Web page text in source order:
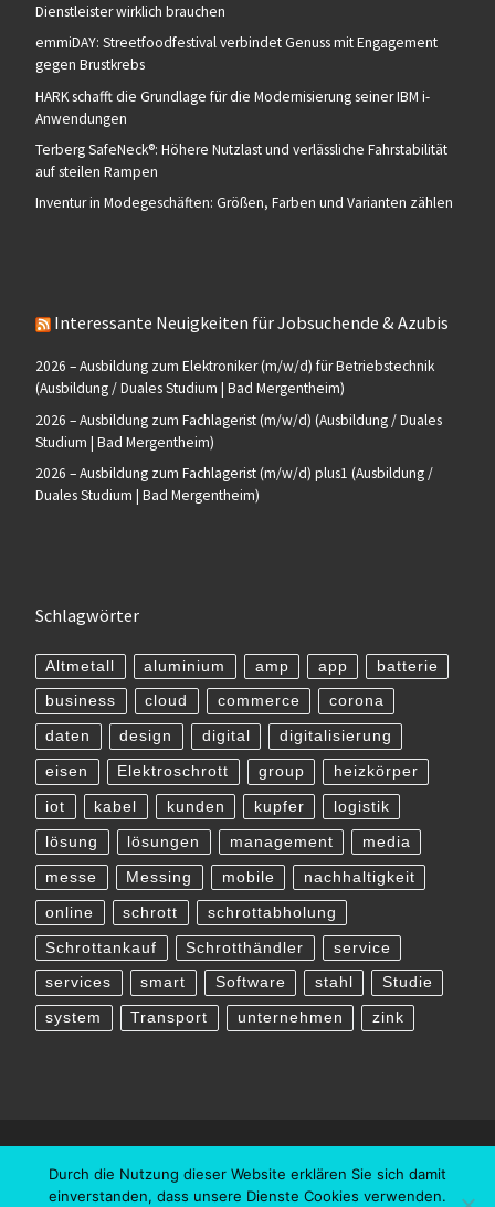
Dienstleister wirklich brauchen
emmiDAY: Streetfoodfestival verbindet Genuss mit Engagement
gegen Brustkrebs
HARK schafft die Grundlage für die Modernisierung seiner IBM i-
Anwendungen
Terberg SafeNeck®: Höhere Nutzlast und verlässliche Fahrstabilität
auf steilen Rampen
Inventur in Modegeschäften: Größen, Farben und Varianten zählen
Interessante Neuigkeiten für Jobsuchende & Azubis
2026 – Ausbildung zum Elektroniker (m/w/d) für Betriebstechnik
(Ausbildung / Duales Studium | Bad Mergentheim)
2026 – Ausbildung zum Fachlagerist (m/w/d) (Ausbildung / Duales
Studium | Bad Mergentheim)
2026 – Ausbildung zum Fachlagerist (m/w/d) plus1 (Ausbildung /
Duales Studium | Bad Mergentheim)
Schlagwörter
Altmetall aluminium amp app batterie
business cloud commerce corona
daten design digital digitalisierung
eisen Elektroschrott group heizkörper
iot kabel kunden kupfer logistik
lösung lösungen management media
messe Messing mobile nachhaltigkeit
online schrott schrottabholung
Schrottankauf Schrotthändler service
services smart Software stahl Studie
system Transport unternehmen zink
Durch die Nutzung dieser Website erklären Sie sich damit
einverstanden, dass unsere Dienste Cookies verwenden.